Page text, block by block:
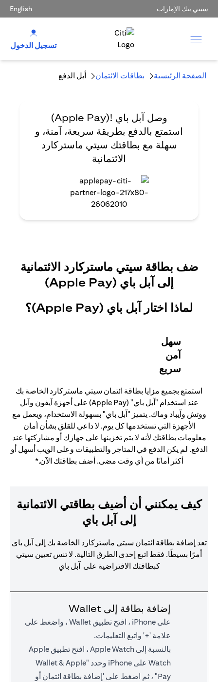
سيتي بنك الإمارات English
تسجيل الدخول
الصفحة الرئيسية بطاقات الائتمان أبل الدفع
وصل آبل باي !(Apple Pay)
استمتع بالدفع بطريقة سريعة، آمنة، و
سهلة مع بطاقتك سيتي ماستركارد
الائتمانية
ضف بطاقة سيتي ماستركارد الائتمانية
إلى آبل باي (Apple Pay)
لماذا اختار آبل باي (Apple Pay)؟
سهل
آمن
سريع
استمتع بجميع مزايا بطاقة ائتمان سيتي ماستركارد الخاصة بك
عند استخدام "آبل باي" (Apple Pay) على أجهزة آيفون وآبل
ووتش وآيباد وماك. يتميز "آبل باي" بسهولة الاستخدام، ويعمل مع
الأجهزة التي تستخدمها كل يوم. لا داعي للقلق بشأن أمان
معلومات بطاقتك لأنه لا يتم تخزينها على جهازك أو مشاركتها عند
الدفع. لم يكن الدفع في المتاجر والتطبيقات وعلى الويب أسهل أو
أكثر أمانًا من أي وقت مضى. أضف بطاقتك الآن.*
كيف يمكنني أن أضيف بطاقتي الائتمانية
إلى آبل باي
تعد إضافة بطاقة ائتمان سيتي ماستركارد الخاصة بك إلى آبل باي
أمرًا بسيطًا. فقط اتبع إحدى الطرق التالية. لا تنس تعيين سيتي
كبطاقتك الافتراضية على آبل باي
إضافة بطاقة إلى Wallet
على iPhone ، افتح تطبيق Wallet ، واضغط على
علامة '+' واتبع التعليمات.
بالنسبة إلى Apple Watch ، افتح تطبيق Apple
Watch على iPhone وحدد "Wallet & Apple
Pay" ، ثم اضغط على 'إضافة بطاقة ائتمان أو